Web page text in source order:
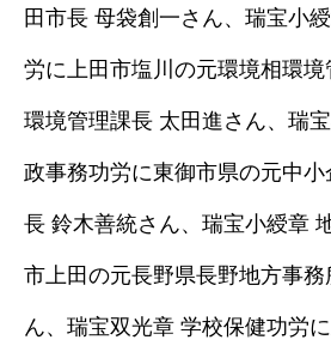
田市長 母袋創一さん、瑞宝小
労に上田市塩川の元環境相環
環境管理課長 太田進さん、瑞
政事務功労に東御市県の元中
長 鈴木善統さん、瑞宝小綬章
市上田の元長野県長野地方事務
ん、瑞宝双光章 学校保健功労